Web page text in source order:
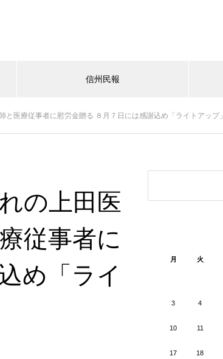
信州民報
医療従事者に慰労金贈る ８月７日には感謝込め「ライトアップ」
の上田医
従事者に
め「ライ
月
火
3 4
10 11
17 18